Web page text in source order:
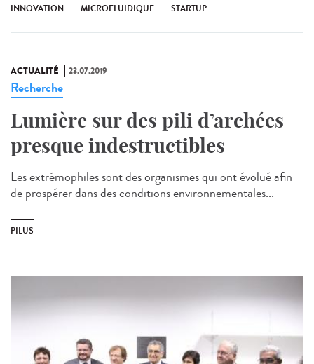
INNOVATION MICROFLUIDIQUE STARTUP
ACTUALITÉ 23.07.2019
Recherche
Lumière sur des pili d’archées
presque indestructibles
Les extrémophiles sont des organismes qui ont évolué afin
de prospérer dans des conditions environnementales...
PILUS